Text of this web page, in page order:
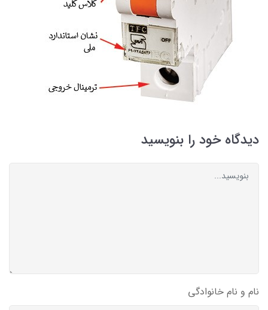
دیدگاه خود را بنویسید
نام و نام خانوادگی